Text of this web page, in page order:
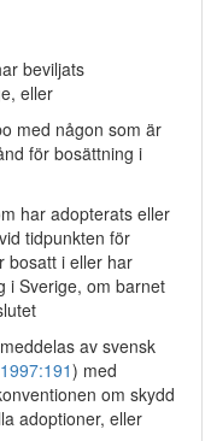
beviljats
eller
med någon som är
för bosättning i
har adopterats eller
tidpunkten för
bosatt i eller har
i Sverige, om barnet
av svensk
1997:191) med
om skydd
adoptioner, eller